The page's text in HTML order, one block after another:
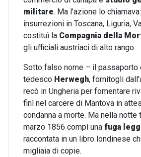
militare. Ma l'azione lo
insurrezioni in Toscana, Liguria,
costituì la Compagnia della
gli ufficiali austriaci di alto rango.
Sotto falso nome – il passaporto
tedesco Herwegh, fornitogli
recò in Ungheria per fomentare
finì nel carcere di Mantova in
condanna a morte. Ma nella notte
marzo 1856 compì una fuga
raccontata in un libro londinese
migliaia di copie.